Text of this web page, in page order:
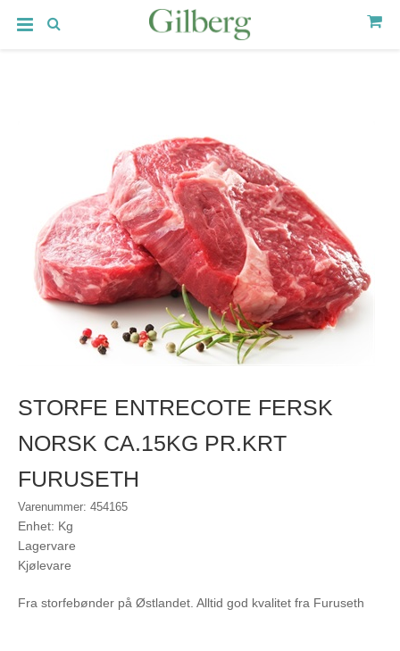
STORFE ENTRECOTE FERSK
NORSK CA.15KG PR.KRT
FURUSETH
Varenummer: 454165
Enhet: Kg
Lagervare
Kjølevare
Fra storfebønder på Østlandet. Alltid god kvalitet fra Furuseth